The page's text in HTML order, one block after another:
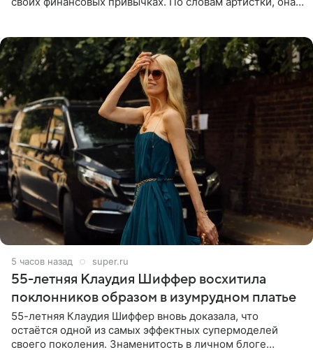
5 часов назад super.ru
55-летняя Клаудия Шиффер восхитила
поклонников образом в изумрудном платье
55-летняя Клаудия Шиффер вновь доказала, что
остаётся одной из самых эффектных супермоделей
своего поколения. Знаменитость в личном блоге